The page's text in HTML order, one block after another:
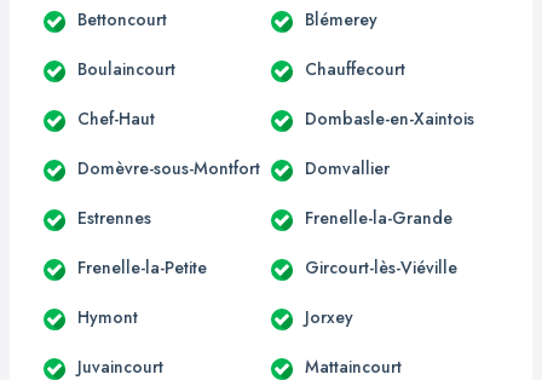
Bettoncourt Blémerey
Boulaincourt Chauffecourt
Chef-Haut Dombasle-en-Xaintois
Domèvre-sous-Montfort Domvallier
Estrennes Frenelle-la-Grande
Frenelle-la-Petite Gircourt-lès-Viéville
Hymont Jorxey
Juvaincourt Mattaincourt